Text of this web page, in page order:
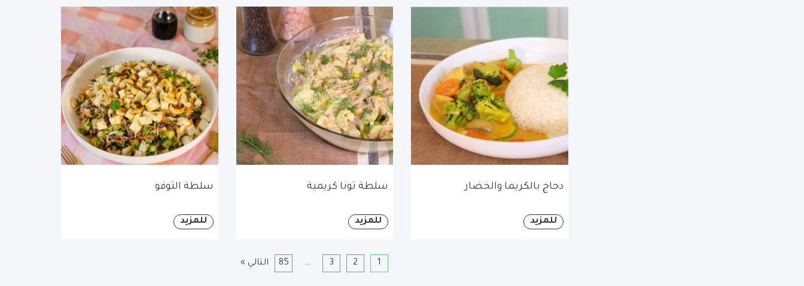
دجاج بالكريما والخضار
للمزيد
سلطة تونا كريمية
للمزيد
سلطة التوفو
للمزيد
1
2
3
…
85 التالي »